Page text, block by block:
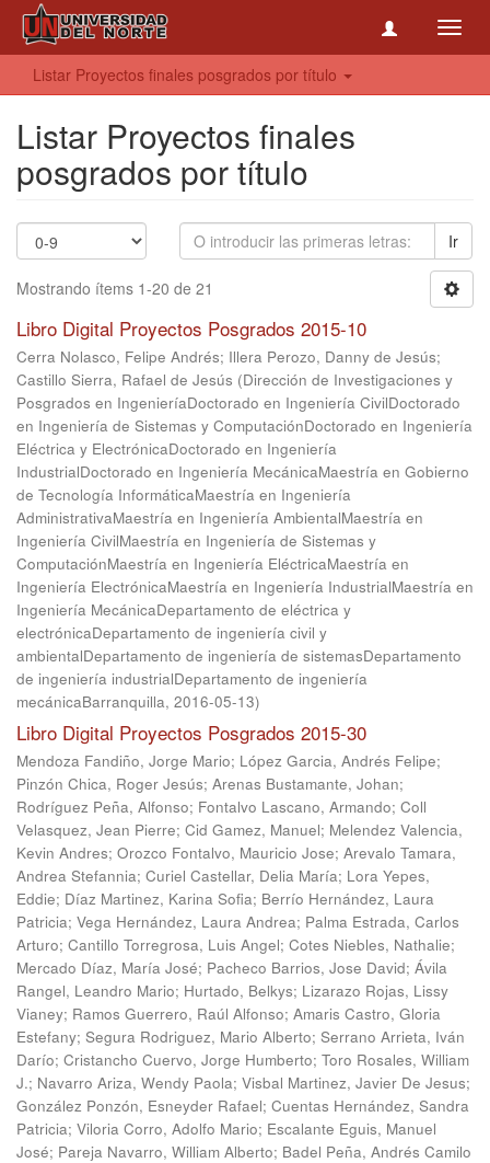
Listar Proyectos finales posgrados por título
Listar Proyectos finales
posgrados por título
Ir
Mostrando ítems 1-20 de 21
Libro Digital Proyectos Posgrados 2015-10
Cerra Nolasco, Felipe Andrés; Illera Perozo, Danny de Jesús;
Castillo Sierra, Rafael de Jesús (Dirección de Investigaciones y
Posgrados en IngenieríaDoctorado en Ingeniería CivilDoctorado
en Ingeniería de Sistemas y ComputaciónDoctorado en Ingeniería
Eléctrica y ElectrónicaDoctorado en Ingeniería
IndustrialDoctorado en Ingeniería MecánicaMaestría en Gobierno
de Tecnología InformáticaMaestría en Ingeniería
AdministrativaMaestría en Ingeniería AmbientalMaestría en
Ingeniería CivilMaestría en Ingeniería de Sistemas y
ComputaciónMaestría en Ingeniería EléctricaMaestría en
Ingeniería ElectrónicaMaestría en Ingeniería IndustrialMaestría en
Ingeniería MecánicaDepartamento de eléctrica y
electrónicaDepartamento de ingeniería civil y
ambientalDepartamento de ingeniería de sistemasDepartamento
de ingeniería industrialDepartamento de ingeniería
mecánicaBarranquilla, 2016-05-13)
Libro Digital Proyectos Posgrados 2015-30
Mendoza Fandiño, Jorge Mario; López Garcia, Andrés Felipe;
Pinzón Chica, Roger Jesús; Arenas Bustamante, Johan;
Rodríguez Peña, Alfonso; Fontalvo Lascano, Armando; Coll
Velasquez, Jean Pierre; Cid Gamez, Manuel; Melendez Valencia,
Kevin Andres; Orozco Fontalvo, Mauricio Jose; Arevalo Tamara,
Andrea Stefannia; Curiel Castellar, Delia María; Lora Yepes,
Eddie; Díaz Martinez, Karina Sofia; Berrío Hernández, Laura
Patricia; Vega Hernández, Laura Andrea; Palma Estrada, Carlos
Arturo; Cantillo Torregrosa, Luis Angel; Cotes Niebles, Nathalie;
Mercado Díaz, María José; Pacheco Barrios, Jose David; Ávila
Rangel, Leandro Mario; Hurtado, Belkys; Lizarazo Rojas, Lissy
Vianey; Ramos Guerrero, Raúl Alfonso; Amaris Castro, Gloria
Estefany; Segura Rodriguez, Mario Alberto; Serrano Arrieta, Iván
Darío; Cristancho Cuervo, Jorge Humberto; Toro Rosales, William
J.; Navarro Ariza, Wendy Paola; Visbal Martinez, Javier De Jesus;
González Ponzón, Esneyder Rafael; Cuentas Hernández, Sandra
Patricia; Viloria Corro, Adolfo Mario; Escalante Eguis, Manuel
José; Pareja Navarro, William Alberto; Badel Peña, Andrés Camilo